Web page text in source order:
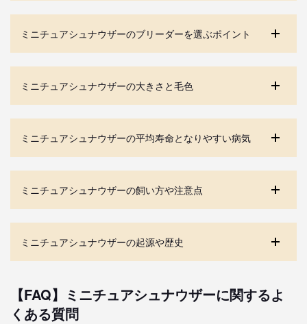
ミニチュアシュナウザーのブリーダーを選ぶポイント
ミニチュアシュナウザーの大きさと毛色
ミニチュアシュナウザーの平均寿命となりやすい病気
ミニチュアシュナウザーの飼い方や注意点
ミニチュアシュナウザーの起源や歴史
【FAQ】ミニチュアシュナウザーに関するよ
くある質問